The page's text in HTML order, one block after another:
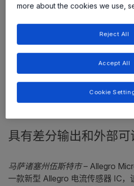
具有差分输出和外部可
马萨诸塞州伍斯特市– Allegro
一款新型 Allegro 电流传感器 IC，
more about the cookies we use,
Reject All
Accept All
Cookie